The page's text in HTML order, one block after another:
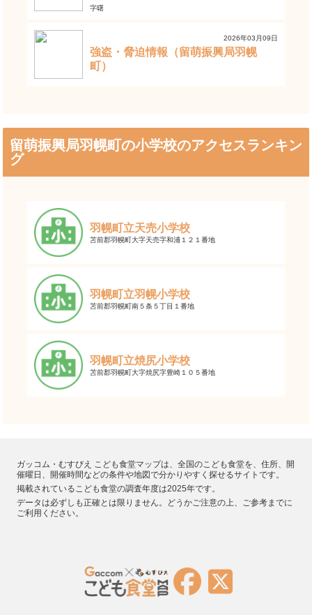
字曙
2026年03月09日
強盗・脅迫情報（留萌振興局羽幌
町）
留萌振興局羽幌町の小学校のアクセスランキン
グ
羽幌町立天売小学校
苫前郡羽幌町大字天売字和浦１２１番地
羽幌町立羽幌小学校
苫前郡羽幌町南５条５丁目１番地
羽幌町立焼尻小学校
苫前郡羽幌町大字焼尻字豊崎１０５番地
ガッコム・むすびえ こども食堂マップは、全国のこども食堂を、住所、開
催曜日、開催時間などの条件や地図で分かりやすく探せるサイトです。
掲載されているこども食堂の調査年度は2025年です。
データは必ずしも正確とは限りません。どうかご注意の上、ご参考までに
ご利用ください。